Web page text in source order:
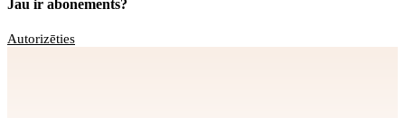
Jau ir abonements?
Autorizēties